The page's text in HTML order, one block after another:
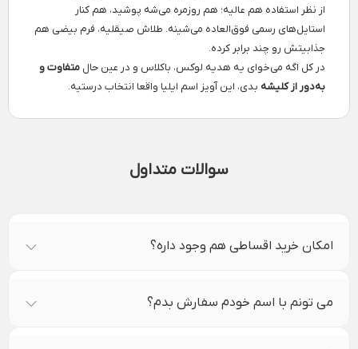
از نظر استفاده هم عالیه؛ هم روزمره می‌شه پوشید، هم کنار
استایل‌های رسمی فوق‌العاده می‌شینه. طلاش صیقلیه، فرم بیضی هم
جذابیتش رو چند برابر کرده.
در کل اگه می‌خوای یه هدیه لوکس، باکلاس و در عین حال متفاوت و
به‌دور از کلیشه بدی، این آویز اسم ایلیا واقعا انتخاب درستیه.
سوالات متداول
امکان خرید اقساطی هم وجود داره؟
می تونم با اسم خودم سفارش بدم؟